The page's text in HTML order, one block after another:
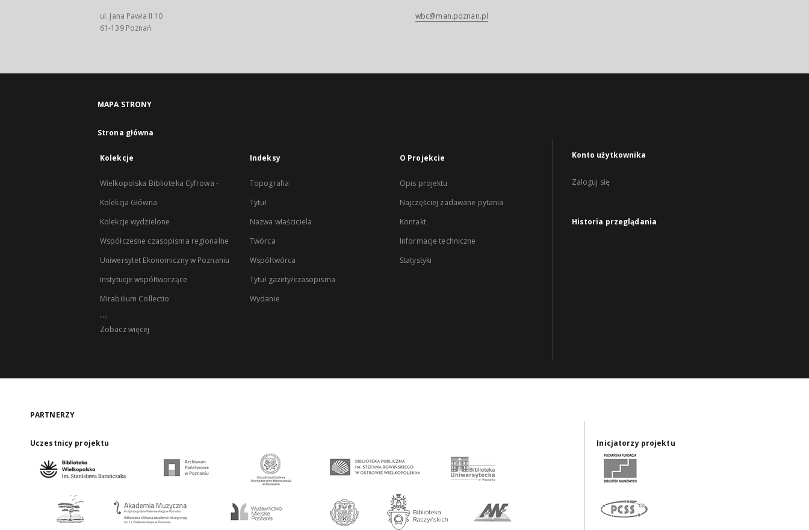
ul. Jana Pawła II 10
61-139 Poznań
wbc@man.poznan.pl
MAPA STRONY
Strona główna
Kolekcje
Wielkopolska Biblioteka Cyfrowa -
Kolekcja Główna
Kolekcje wydzielone
Współczesne czasopisma regionalne
Uniwersytet Ekonomiczny w Poznaniu
Instytucje współtworzące
Mirabilium Collectio
...
Zobacz więcej
Indeksy
Topografia
Tytuł
Nazwa właściciela
Twórca
Współtwórca
Tytuł gazety/czasopisma
Wydanie
O Projekcie
Opis projektu
Najczęściej zadawane pytania
Kontakt
Informacje techniczne
Statystyki
Konto użytkownika
Zaloguj się
Historia przeglądania
PARTNERZY
Uczestnicy projektu Inicjatorzy projektu